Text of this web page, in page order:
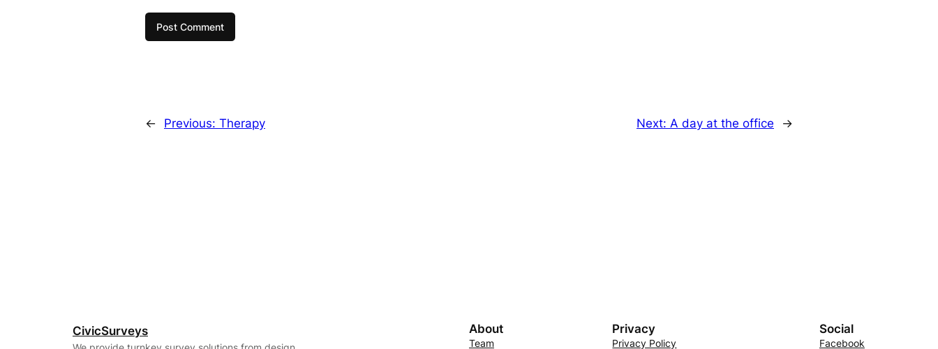
← Previous: Therapy Next: A day at the office →
CivicSurveys About
Team
Privacy
Privacy Policy
Social
Facebook